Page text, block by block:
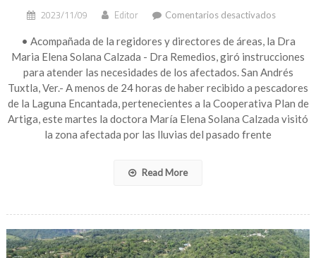
2023/11/09 Editor Comentarios desactivadosen
entrega
apoyo
a
de
la
• Acompañada de la regidores y directores de áreas, la Dra
Maria Elena Solana Calzada - Dra Remedios, giró instrucciones
para atender las necesidades de los afectados. San Andrés
Tuxtla, Ver.- A menos de 24 horas de haber recibido a pescadores
de la Laguna Encantada, pertenecientes a la Cooperativa Plan de
Artiga, este martes la doctora María Elena Solana Calzada visitó
la zona afectada por las lluvias del pasado frente
Read More